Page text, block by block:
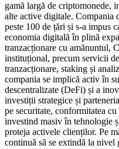
gamă largă de criptomonede,
alte active digitale. Compania
peste 100 de țări și s-a impus
economia digitală în plină
tranzacționare cu amănuntul,
instituțional, precum servicii
tranzacționare, staking și
compania se implică activ în
descentralizate (DeFi) și a
investiții strategice și
pe securitate, conformitatea
investind masiv în tehnologie
proteja activele clienților. Pe
continuă să se extindă la nivel